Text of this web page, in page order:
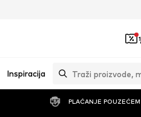
1
Inspiracija
PLAĆANJE POUZEĆEM